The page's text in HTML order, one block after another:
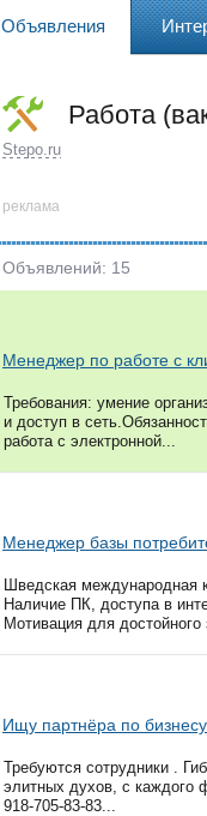
Объявления
Работа
Stepo.ru
реклама
Объявлений: 15
Менеджер по работе с
Требования: умение
и доступ в
работа с электронной...
Менеджер базы
Шведская международная
Наличие ПК, доступа в
Мотивация для достойного
Ищу партнёра по бизнесу
Требуются сотрудники .
элитных духов, с каждого
918-705-83-83...